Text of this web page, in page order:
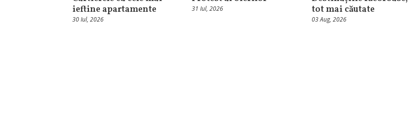
ieftine apartamente
30 Iul, 2026
31 Iul, 2026
tot mai căutate
03 Aug, 2026